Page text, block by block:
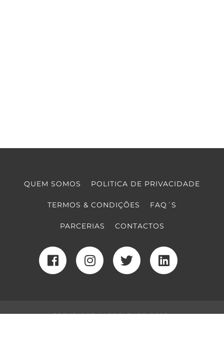
QUEM SOMOS POLITICA DE PRIVACIDADE
TERMOS & CONDIÇÕES FAQ´S
PARCERIAS CONTACTOS
COPYRIGHT © COOLTURE 2022